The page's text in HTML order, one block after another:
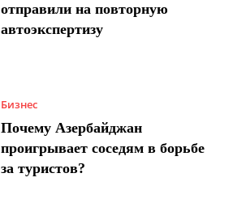
отправили на повторную
автоэкспертизу
Бизнес
Почему Азербайджан
проигрывает соседям в борьбе
за туристов?